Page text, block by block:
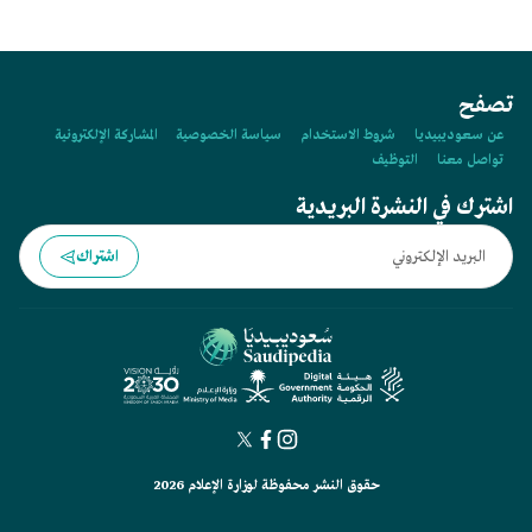
تصفح
عن سعوديبيديا شروط الاستخدام سياسة الخصوصية
المشاركة الإلكترونية
تواصل معنا
التوظيف
اشترك في النشرة البريدية
اشتراك
حقوق النشر محفوظة لوزارة الإعلام 2026